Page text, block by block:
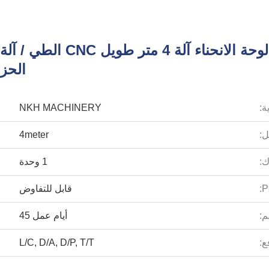
المهنية الهيدروليكية لوحة الانحناء آلة 4 متر طويل CNC الطي / آلة
الحز
NKH MACHINERY
4meter
1 وحدة
قابل للتفاوض
أيام عمل 45
L/C, D/A, D/P, T/T